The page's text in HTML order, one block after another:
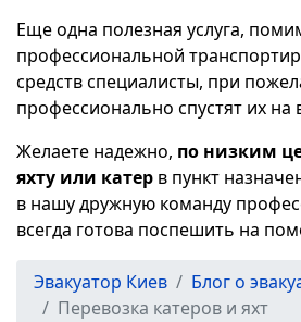
Еще одна полезная услуга,
профессиональной
средств специалисты, при
профессионально спустят их на
Желаете надежно, по низким
яхту или катер в пункт
в нашу дружную команду
всегда готова поспешить на
Эвакуатор Киев
Блог о
Перевозка катеров и яхт